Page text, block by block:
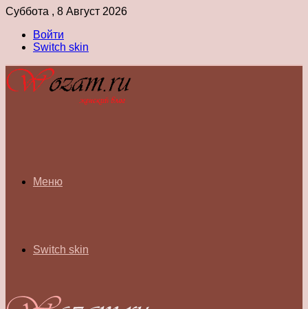
Суббота , 8 Август 2026
Войти
Switch skin
Меню
Switch skin